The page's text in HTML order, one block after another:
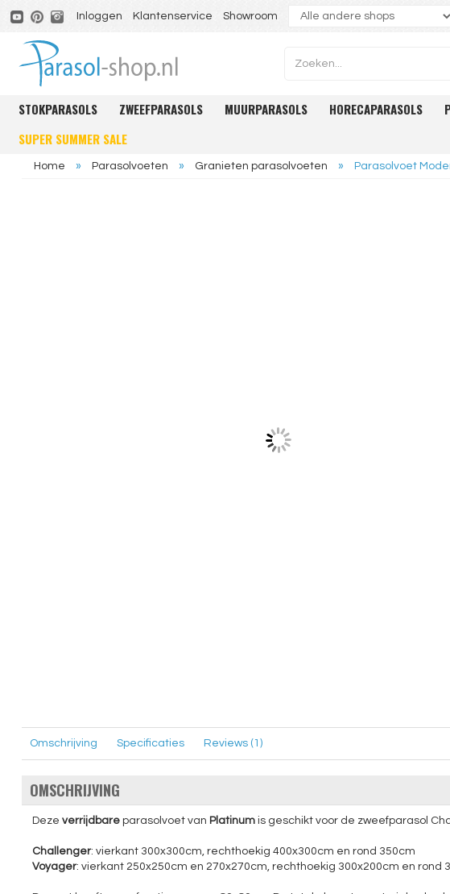
Inloggen Klantenservice Showroom
STOKPARASOLS ZWEEFPARASOLS MUURPARASOLS HORECAPARASOLS
SUPER SUMMER SALE
Home » Parasolvoeten » Granieten parasolvoeten » Parasolvoet
Omschrijving Specificaties Reviews (1)
OMSCHRIJVING
Deze verrijdbareparasolvoet van Platinumis geschikt voor de zweefparasol
Challenger: vierkant 300x300cm, rechthoekig 400x300cm en rond 350cm
Voyager: vierkant 250x250cm en 270x270cm, rechthoekig 300x200cm en rond